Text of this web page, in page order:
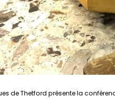
de Thetford présente la